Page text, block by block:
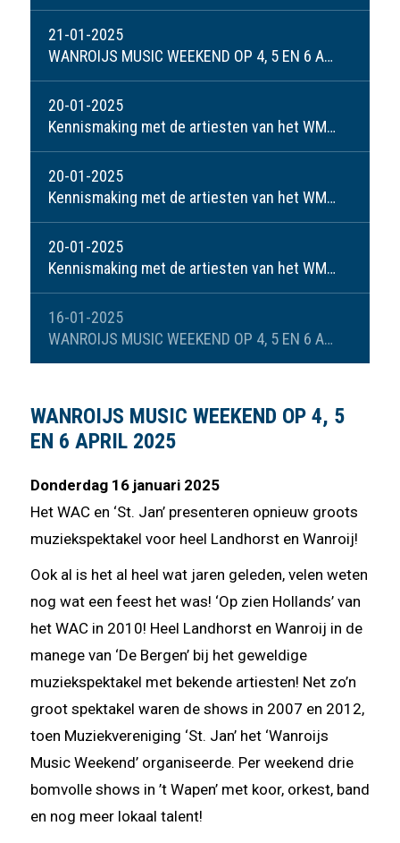
21-01-2025
WANROIJS MUSIC WEEKEND OP 4, 5 EN 6 APRIL 2025
20-01-2025
Kennismaking met de artiesten van het WMW: Janneke Jonkman-Peeters
20-01-2025
Kennismaking met de artiesten van het WMW: Dick Derks
20-01-2025
Kennismaking met de artiesten van het WMW: Lynn Martens
16-01-2025
WANROIJS MUSIC WEEKEND OP 4, 5 EN 6 APRIL 2025
WANROIJS MUSIC WEEKEND OP 4, 5
EN 6 APRIL 2025
Donderdag 16 januari 2025
Het WAC en ‘St. Jan’ presenteren opnieuw groots
muziekspektakel voor heel Landhorst en Wanroij!
Ook al is het al heel wat jaren geleden, velen weten
nog wat een feest het was! ‘Op zien Hollands’ van
het WAC in 2010! Heel Landhorst en Wanroij in de
manege van ‘De Bergen’ bij het geweldige
muziekspektakel met bekende artiesten! Net zo’n
groot spektakel waren de shows in 2007 en 2012,
toen Muziekvereniging ‘St. Jan’ het ‘Wanroijs
Music Weekend’ organiseerde. Per weekend drie
bomvolle shows in ’t Wapen’ met koor, orkest, band
en nog meer lokaal talent!